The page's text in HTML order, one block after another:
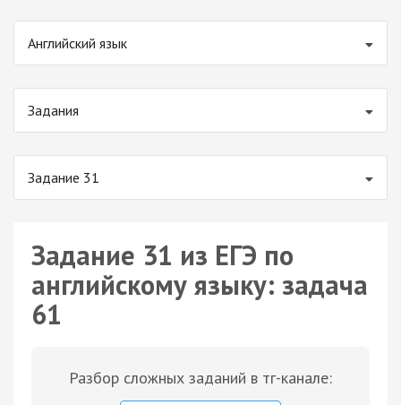
Английский язык
Задания
Задание 31
Задание 31 из ЕГЭ по
английскому языку: задача
61
Разбор сложных заданий в тг-канале: